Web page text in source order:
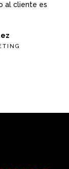
al cliente es